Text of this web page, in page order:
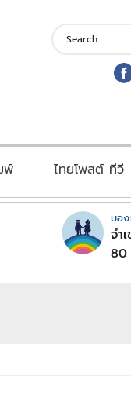
พ์ ไทยโพสต์ ทีวี
มอ
จำ
80